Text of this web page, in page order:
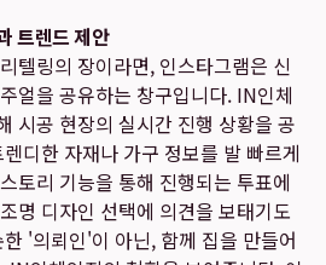
트렌드 제안
텔링의 장이라면, 인스타그램은 신
얼을 공유하는 창구입니다. IN인체
시공 현장의 실시간 진행 상황을 공
디한 자재나 가구 정보를 발 빠르게
토리 기능을 통해 진행되는 투표에
명 디자인 선택에 의견을 보태기도
'의뢰인'이 아닌, 함께 집을 만들어